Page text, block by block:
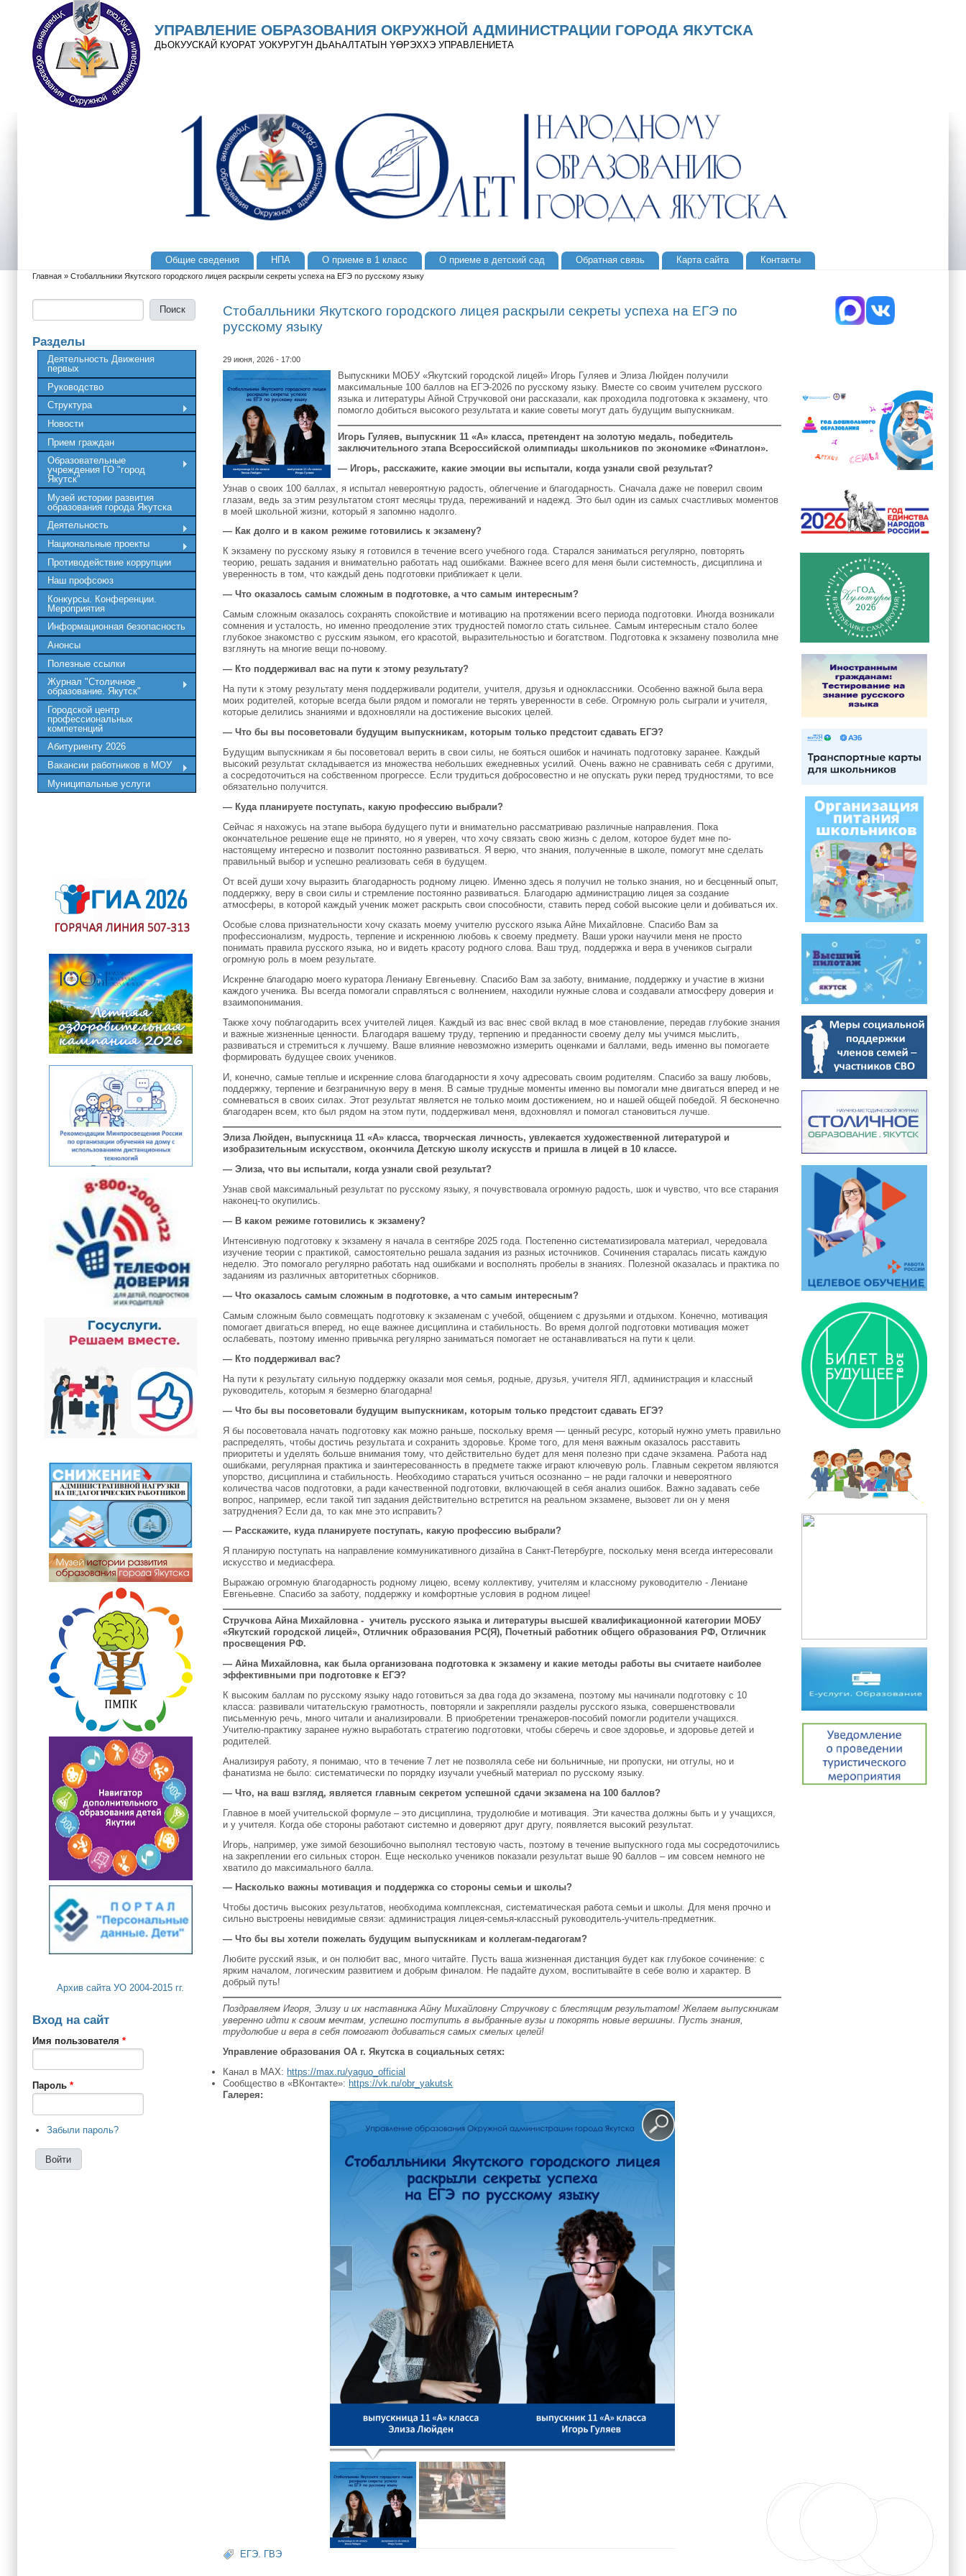
Перейти к основному содержанию
Skip to search
УПРАВЛЕНИЕ ОБРАЗОВАНИЯ ОКРУЖНОЙ АДМИНИСТРАЦИИ ГОРОДА ЯКУТСКА
ДЬОКУУСКАЙ КУОРАТ УОКУРУГУН ДЬАҺАЛТАТЫН YӨРЭХХЭ УПРАВЛЕНИЕТА
Общие сведения НПА О приеме в 1 класс О приеме в детский сад Обратная связь Карта сайта Контакты
Вы здесь
Главная » Стобалльники Якутского городского лицея раскрыли секреты успеха на ЕГЭ по русскому языку
Разделы
Деятельность Движения
первых
Руководство
Структура
Новости
Прием граждан
Образовательные
учреждения ГО "город
Якутск"
Музей истории развития
образования города Якутска
Деятельность
Национальные проекты
Противодействие коррупции
Наш профсоюз
Конкурсы. Конференции.
Мероприятия
Информационная безопасность
Анонсы
Полезные ссылки
Журнал "Столичное
образование. Якутск"
Городской центр
профессиональных
компетенций
Абитуриенту 2026
Вакансии работников в МОУ
Муниципальные услуги
Архив сайта УО 2004-2015 гг.
Вход на сайт
Имя пользователя *
Пароль *
Забыли пароль?
Стобалльники Якутского городского лицея раскрыли секреты успеха на ЕГЭ по
русскому языку
29 июня, 2026 - 17:00
Выпускники МОБУ «Якутский городской лицей» Игорь Гуляев и Элиза Люйден получили
максимальные 100 баллов на ЕГЭ-2026 по русскому языку. Вместе со своим учителем русского
языка и литературы Айной Стручковой они рассказали, как проходила подготовка к экзамену, что
помогло добиться высокого результата и какие советы могут дать будущим выпускникам.
Игорь Гуляев, выпускник 11 «А» класса, претендент на золотую медаль, победитель
заключительного этапа Всероссийской олимпиады школьников по экономике «Финатлон».
— Игорь, расскажите, какие эмоции вы испытали, когда узнали свой результат?
Узнав о своих 100 баллах, я испытал невероятную радость, облегчение и благодарность. Сначала даже не поверил своим
глазам, ведь за этим результатом стоят месяцы труда, переживаний и надежд. Это был один из самых счастливых моментов
в моей школьной жизни, который я запомню надолго.
— Как долго и в каком режиме готовились к экзамену?
К экзамену по русскому языку я готовился в течение всего учебного года. Старался заниматься регулярно, повторять
теорию, решать задания и внимательно работать над ошибками. Важнее всего для меня были системность, дисциплина и
уверенность в том, что каждый день подготовки приближает к цели.
— Что оказалось самым сложным в подготовке, а что самым интересным?
Самым сложным оказалось сохранять спокойствие и мотивацию на протяжении всего периода подготовки. Иногда возникали
сомнения и усталость, но именно преодоление этих трудностей помогло стать сильнее. Самым интересным стало более
глубокое знакомство с русским языком, его красотой, выразительностью и богатством. Подготовка к экзамену позволила мне
взглянуть на многие вещи по-новому.
— Кто поддерживал вас на пути к этому результату?
На пути к этому результату меня поддерживали родители, учителя, друзья и одноклассники. Особенно важной была вера
моих родителей, которые всегда были рядом и помогали не терять уверенности в себе. Огромную роль сыграли и учителя,
которые делились знаниями и вдохновляли на достижение высоких целей.
— Что бы вы посоветовали будущим выпускникам, которым только предстоит сдавать ЕГЭ?
Будущим выпускникам я бы посоветовал верить в свои силы, не бояться ошибок и начинать подготовку заранее. Каждый
высокий результат складывается из множества небольших ежедневных усилий. Очень важно не сравнивать себя с другими,
а сосредоточиться на собственном прогрессе. Если трудиться добросовестно и не опускать руки перед трудностями, то все
обязательно получится.
— Куда планируете поступать, какую профессию выбрали?
Сейчас я нахожусь на этапе выбора будущего пути и внимательно рассматриваю различные направления. Пока
окончательное решение еще не принято, но я уверен, что хочу связать свою жизнь с делом, которое будет мне по-
настоящему интересно и позволит постоянно развиваться. Я верю, что знания, полученные в школе, помогут мне сделать
правильный выбор и успешно реализовать себя в будущем.
От всей души хочу выразить благодарность родному лицею. Именно здесь я получил не только знания, но и бесценный опыт,
поддержку, веру в свои силы и стремление постоянно развиваться. Благодарю администрацию лицея за создание
атмосферы, в которой каждый ученик может раскрыть свои способности, ставить перед собой высокие цели и добиваться их.
Особые слова признательности хочу сказать моему учителю русского языка Айне Михайловне. Спасибо Вам за
профессионализм, мудрость, терпение и искреннюю любовь к своему предмету. Ваши уроки научили меня не просто
понимать правила русского языка, но и видеть красоту родного слова. Ваш труд, поддержка и вера в учеников сыграли
огромную роль в моем результате.
Искренне благодарю моего куратора Лениану Евгеньевну. Спасибо Вам за заботу, внимание, поддержку и участие в жизни
каждого ученика. Вы всегда помогали справляться с волнением, находили нужные слова и создавали атмосферу доверия и
взаимопонимания.
Также хочу поблагодарить всех учителей лицея. Каждый из вас внес свой вклад в мое становление, передав глубокие знания
и важные жизненные ценности. Благодаря вашему труду, терпению и преданности своему делу мы учимся мыслить,
развиваться и стремиться к лучшему. Ваше влияние невозможно измерить оценками и баллами, ведь именно вы помогаете
формировать будущее своих учеников.
И, конечно, самые теплые и искренние слова благодарности я хочу адресовать своим родителям. Спасибо за вашу любовь,
поддержку, терпение и безграничную веру в меня. В самые трудные моменты именно вы помогали мне двигаться вперед и не
сомневаться в своих силах. Этот результат является не только моим достижением, но и нашей общей победой. Я бесконечно
благодарен всем, кто был рядом на этом пути, поддерживал меня, вдохновлял и помогал становиться лучше.
Элиза Люйден, выпускница 11 «А» класса, творческая личность, увлекается художественной литературой и
изобразительным искусством, окончила Детскую школу искусств и пришла в лицей в 10 классе.
— Элиза, что вы испытали, когда узнали свой результат?
Узнав свой максимальный результат по русскому языку, я почувствовала огромную радость, шок и чувство, что все старания
наконец-то окупились.
— В каком режиме готовились к экзамену?
Интенсивную подготовку к экзамену я начала в сентябре 2025 года. Постепенно систематизировала материал, чередовала
изучение теории с практикой, самостоятельно решала задания из разных источников. Сочинения старалась писать каждую
неделю. Это помогало регулярно работать над ошибками и восполнять пробелы в знаниях. Полезной оказалась и практика по
заданиям из различных авторитетных сборников.
— Что оказалось самым сложным в подготовке, а что самым интересным?
Самым сложным было совмещать подготовку к экзаменам с учебой, общением с друзьями и отдыхом. Конечно, мотивация
помогает двигаться вперед, но еще важнее дисциплина и стабильность. Во время долгой подготовки мотивация может
ослабевать, поэтому именно привычка регулярно заниматься помогает не останавливаться на пути к цели.
— Кто поддерживал вас?
На пути к результату сильную поддержку оказали моя семья, родные, друзья, учителя ЯГЛ, администрация и классный
руководитель, которым я безмерно благодарна!
— Что бы вы посоветовали будущим выпускникам, которым только предстоит сдавать ЕГЭ?
Я бы посоветовала начать подготовку как можно раньше, поскольку время — ценный ресурс, который нужно уметь правильно
распределять, чтобы достичь результата и сохранить здоровье. Кроме того, для меня важным оказалось расставить
приоритеты и уделять больше внимания тому, что действительно будет для меня полезно при сдаче экзамена. Работа над
ошибками, регулярная практика и заинтересованность в предмете также играют ключевую роль. Главным секретом являются
упорство, дисциплина и стабильность. Необходимо стараться учиться осознанно – не ради галочки и невероятного
количества часов подготовки, а ради качественной подготовки, включающей в себя анализ ошибок. Важно задавать себе
вопрос, например, если такой тип задания действительно встретится на реальном экзамене, вызовет ли он у меня
затруднения? Если да, то как мне это исправить?
— Расскажите, куда планируете поступать, какую профессию выбрали?
Я планирую поступать на направление коммуникативного дизайна в Санкт-Петербурге, поскольку меня всегда интересовали
искусство и медиасфера.
Выражаю огромную благодарность родному лицею, всему коллективу, учителям и классному руководителю - Лениане
Евгеньевне. Спасибо за заботу, поддержку и комфортные условия в родном лицее!
Стручкова Айна Михайловна - учитель русского языка и литературы высшей квалификационной категории МОБУ
«Якутский городской лицей», Отличник образования РС(Я), Почетный работник общего образования РФ, Отличник
просвещения РФ.
— Айна Михайловна, как была организована подготовка к экзамену и какие методы работы вы считаете наиболее
эффективными при подготовке к ЕГЭ?
К высоким баллам по русскому языку надо готовиться за два года до экзамена, поэтому мы начинали подготовку с 10
класса: развивали читательскую грамотность, повторяли и закрепляли разделы русского языка, совершенствовали
письменную речь, много читали и анализировали. В приобретении тренажеров-пособий помогли родители учащихся.
Учителю-практику заранее нужно выработать стратегию подготовки, чтобы сберечь и свое здоровье, и здоровье детей и
родителей.
Анализируя работу, я понимаю, что в течение 7 лет не позволяла себе ни больничные, ни пропуски, ни отгулы, но и
фанатизма не было: систематически по порядку изучали учебный материал по русскому языку.
— Что, на ваш взгляд, является главным секретом успешной сдачи экзамена на 100 баллов?
Главное в моей учительской формуле – это дисциплина, трудолюбие и мотивация. Эти качества должны быть и у учащихся,
и у учителя. Когда обе стороны работают системно и доверяют друг другу, появляется высокий результат.
Игорь, например, уже зимой безошибочно выполнял тестовую часть, поэтому в течение выпускного года мы сосредоточились
на закреплении его сильных сторон. Еще несколько учеников показали результат выше 90 баллов – им совсем немного не
хватило до максимального балла.
— Насколько важны мотивация и поддержка со стороны семьи и школы?
Чтобы достичь высоких результатов, необходима комплексная, систематическая работа семьи и школы. Для меня прочно и
сильно выстроены невидимые связи: администрация лицея-семья-классный руководитель-учитель-предметник.
— Что бы вы хотели пожелать будущим выпускникам и коллегам-педагогам?
Любите русский язык, и он полюбит вас, много читайте. Пусть ваша жизненная дистанция будет как глубокое сочинение: с
ярким началом, логическим развитием и добрым финалом. Не падайте духом, воспитывайте в себе волю и характер. В
добрый путь!
Поздравляем Игоря, Элизу и их наставника Айну Михайловну Стручкову с блестящим результатом! Желаем выпускникам
уверенно идти к своим мечтам, успешно поступить в выбранные вузы и покорять новые вершины. Пусть знания,
трудолюбие и вера в себя помогают добиваться самых смелых целей!
Управление образования ОА г. Якутска в социальных сетях:
Канал в MAX: https://max.ru/yaguo_official
Сообщество в «ВКонтакте»: https://vk.ru/obr_yakutsk
Галерея:
ЕГЭ. ГВЭ